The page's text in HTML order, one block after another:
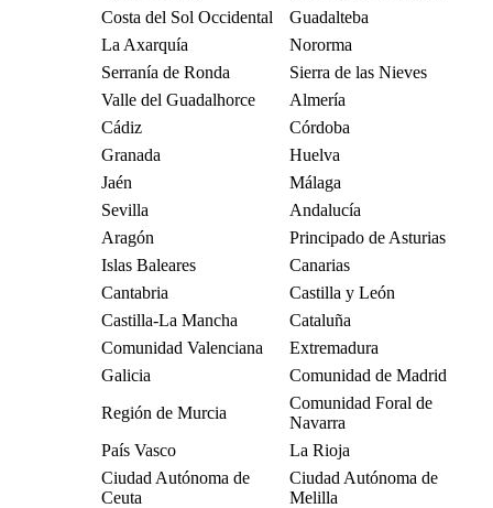
Costa del Sol Occidental
Guadalteba
La Axarquía
Nororma
Serranía de Ronda
Sierra de las Nieves
Valle del Guadalhorce
Almería
Cádiz
Córdoba
Granada
Huelva
Jaén
Málaga
Sevilla
Andalucía
Aragón
Principado de Asturias
Islas Baleares
Canarias
Cantabria
Castilla y León
Castilla-La Mancha
Cataluña
Comunidad Valenciana
Extremadura
Galicia
Comunidad de Madrid
Región de Murcia
Comunidad Foral de
Navarra
País Vasco
La Rioja
Ciudad Autónoma de
Ceuta
Ciudad Autónoma de
Melilla